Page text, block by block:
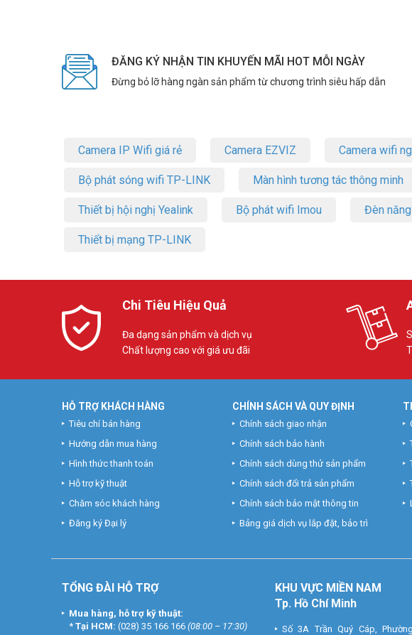
ĐĂNG KÝ NHẬN TIN KHUYẾN MÃI HOT MỖI NGÀY
Đừng bỏ lỡ hàng ngàn sản phẩm từ chương trình siêu hấp dẫn
Camera IP Wifi giá rẻ Camera EZVIZ Camera wifi
Bộ phát sóng wifi TP-LINK Màn hình tương tác thông minh
Thiết bị hội nghị Yealink Bộ phát wifi Imou Đèn
Thiết bị mạng TP-LINK
Chi Tiêu Hiệu Quả
Đa dạng sản phẩm và dịch vụ
Chất lượng cao với giá ưu đãi
HỖ TRỢ KHÁCH HÀNG
Tiêu chí bán hàng
Hướng dẫn mua hàng
Hình thức thanh toán
Hỗ trợ kỹ thuật
Chăm sóc khách hàng
Đăng ký Đại lý
CHÍNH SÁCH VÀ QUY ĐỊNH
Chính sách giao nhận
Chính sách bảo hành
Chính sách dùng thử sản phẩm
Chính sách đổi trả sản phẩm
Chính sách bảo mật thông tin
Bảng giá dịch vụ lắp đặt, bảo trì
TỔNG ĐÀI HỖ TRỢ
Mua hàng, hỗ trợ kỹ thuật:
* Tại HCM: (028) 35 166 166 (08:00 – 17:30)
KHU VỰC MIỀN NAM
Tp. Hồ Chí Minh
Số 3A Trần Quý Cáp,